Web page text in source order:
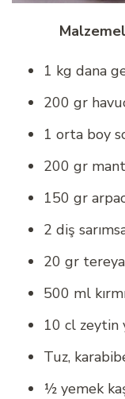
1 kg dana
200 gr
1 orta boy
200 gr
150 gr
2 diş
20 gr
500 ml
10 cl zeytin
Tuz,
½ yemek